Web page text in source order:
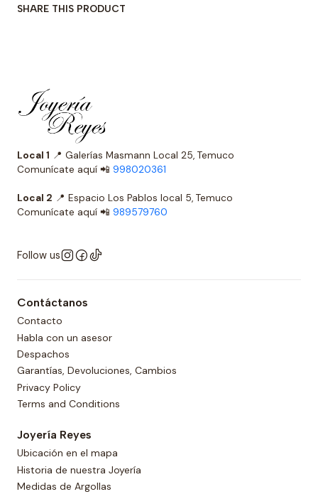
SHARE THIS PRODUCT
Local 1 📍 Galerías Masmann Local 25, Temuco
Comunícate aquí 📲 998020361
Local 2 📍 Espacio Los Pablos local 5, Temuco
Comunícate aquí 📲 989579760
Follow us
Contáctanos
Contacto
Habla con un asesor
Despachos
Garantías, Devoluciones, Cambios
Privacy Policy
Terms and Conditions
Joyería Reyes
Ubicación en el mapa
Historia de nuestra Joyería
Medidas de Argollas